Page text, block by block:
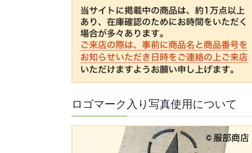
ロゴマーク入り写真使用について